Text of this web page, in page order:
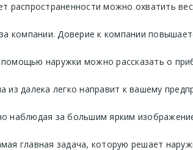
распространенности можно охватить
компании. Доверие к компании
наружки можно рассказать о
из далека легко направит к вашему
наблюдая за большим ярким
главная задача, которую решает